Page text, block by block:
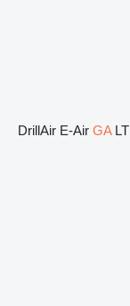
DrillAir E-Air GA LT